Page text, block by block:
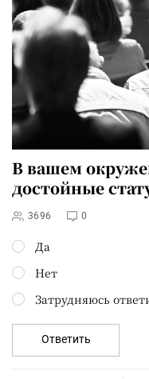
В вашем
достойные
3696 0
Да
Нет
Затрудняюсь
Ответить